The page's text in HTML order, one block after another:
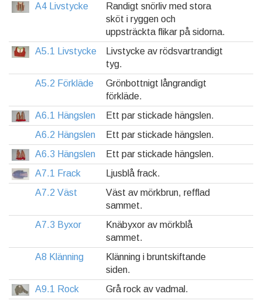
A4 Livstycke
Randigt snörliv med stora
sköt i ryggen och
uppsträckta flikar på sidorna.
A5.1 Livstycke
Livstycke av rödsvartrandigt
tyg.
A5.2 Förkläde
Grönbottnigt långrandigt
förkläde.
A6.1 Hängslen
Ett par stickade hängslen.
A6.2 Hängslen
Ett par stickade hängslen.
A6.3 Hängslen
Ett par stickade hängslen.
A7.1 Frack
Ljusblå frack.
A7.2 Väst
Väst av mörkbrun, refflad
sammet.
A7.3 Byxor
Knäbyxor av mörkblå
sammet.
A8 Klänning
Klänning i bruntskiftande
siden.
A9.1 Rock
Grå rock av vadmal.